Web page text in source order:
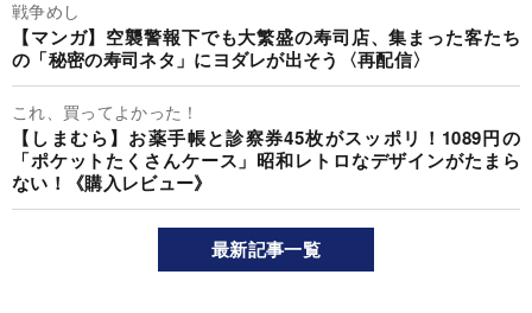
戦争めし
【マンガ】空襲警報下でも大繁盛の寿司店、集まった客たち
の「秘密の寿司ネタ」にヨダレが出そう〈再配信〉
これ、買ってよかった！
【しまむら】お薬手帳と診察券45枚がスッポリ！1089円の
「ポケットたくさんケース」昭和レトロなデザインがたまら
ない！《購入レビュー》
最新記事一覧